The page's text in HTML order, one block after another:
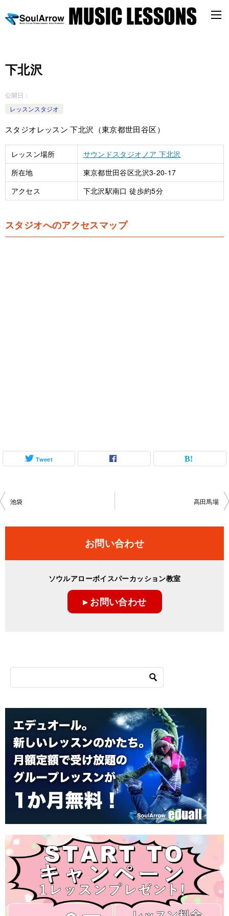
下北沢
公開日：
レッスンスタジオ
スタジオレッスン 下北沢（東京都世田谷区）
レッスン場所
サウンドスタジオノア 下北沢
所在地
東京都世田谷区北沢3-20-17
アクセス
下北沢駅南口 徒歩約5分
スタジオへのアクセスマップ
Tweet
投
ビ
池袋 高田馬場
お問い合わせ
ソウルアローボイスパーカッション教室
▸ お問い合わせ